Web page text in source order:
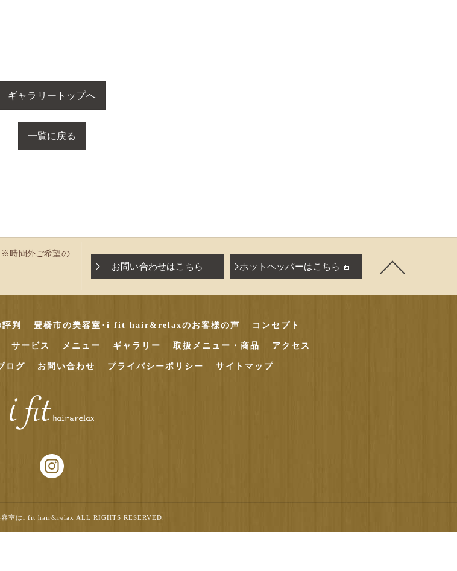
ギャラリートップへ
一覧に戻る
※時間外ご希望の
お問い合わせはこちら ホットペッパーはこちら
判 豊橋市の美容室･i fit hair&relaxのお客様の声 コンセプト
サービス メニュー ギャラリー 取扱メニュー・商品 アクセス
ログ お問い合わせ プライバシーポリシー サイトマップ
室はi fit hair&relax ALL RIGHTS RESERVED.